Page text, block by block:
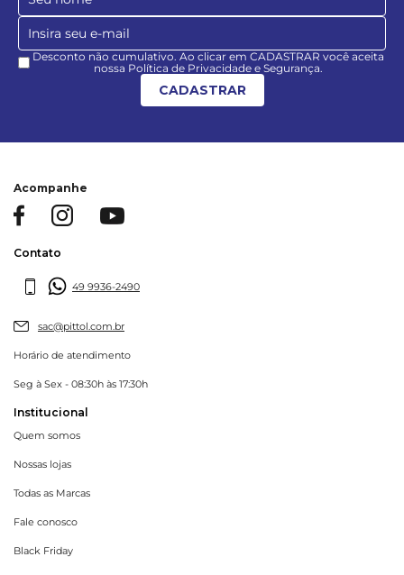
Desconto não cumulativo. Ao clicar em CADASTRAR você aceita
nossa Política de Privacidade e Segurança.
CADASTRAR
Acompanhe
Contato
49 9936-2490
sac@pittol.com.br
Horário de atendimento
Seg à Sex - 08:30h às 17:30h
Institucional
Quem somos
Nossas lojas
Todas as Marcas
Fale conosco
Black Friday